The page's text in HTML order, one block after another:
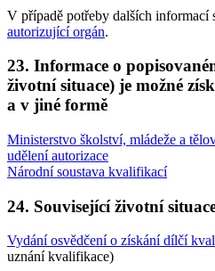
V případě potřeby dalších informací
autorizující orgán.
23. Informace o
životní situace) je možné
a v jiné formě
Ministerstvo školství, mládeže a
udělení autorizace
Národní soustava kvalifikací
24. Související životní
Vydání osvědčení o získání dílčí
uznání kvalifikace)